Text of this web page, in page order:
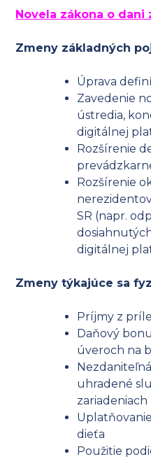
Novela zákona o dani
Zmeny základných
Úprava
Zavedenie
ústredia,
digitálnej
Rozšírenie
Rozšírenie
SR (napr.
digitálnej
Zmeny týkajúce sa
Príjmy z
Daňový
úveroch na
uhradené
zariadeniach
dieťa
Použitie